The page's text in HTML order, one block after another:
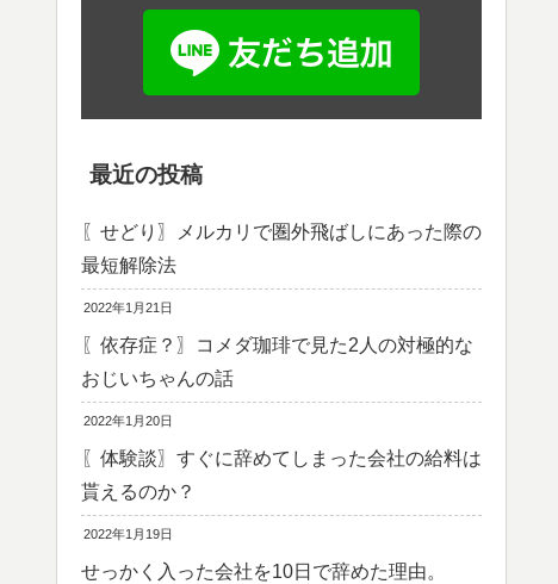
最近の投稿
〖せどり〗メルカリで圏外飛ばしにあった際の
最短解除法
2022年1月21日
〖依存症？〗コメダ珈琲で見た2人の対極的な
おじいちゃんの話
2022年1月20日
〖体験談〗すぐに辞めてしまった会社の給料は
貰えるのか？
2022年1月19日
せっかく入った会社を10日で辞めた理由。